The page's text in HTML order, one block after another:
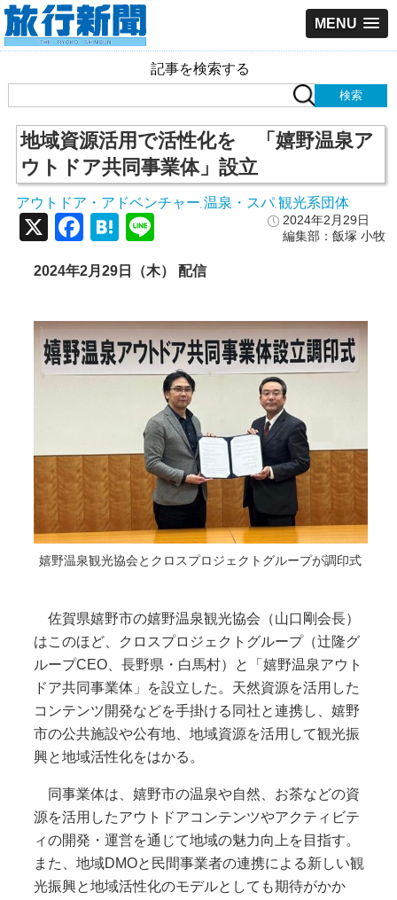
MENU
記事を検索する
地域資源活用で活性化を 「嬉野温泉ア
ウトドア共同事業体」設立
アウトドア・アドベンチャー 温泉・スパ, 観光系団体
2024年2月29日
編集部：飯塚 小牧
X Facebook
Hatena
2024年2月29日（木） 配信
嬉野温泉観光協会とクロスプロジェクトグループが調印式
佐賀県嬉野市の嬉野温泉観光協会（山口剛会長）
はこのほど、クロスプロジェクトグループ（辻隆グ
ループCEO、長野県・白馬村）と「嬉野温泉アウト
ドア共同事業体」を設立した。天然資源を活用した
コンテンツ開発などを手掛ける同社と連携し、嬉野
市の公共施設や公有地、地域資源を活用して観光振
興と地域活性化をはかる。
同事業体は、嬉野市の温泉や自然、お茶などの資
源を活用したアウトドアコンテンツやアクティビテ
ィの開発・運営を通じて地域の魅力向上を目指す。
また、地域DMOと民間事業者の連携による新しい観
光振興と地域活性化のモデルとしても期待がかか